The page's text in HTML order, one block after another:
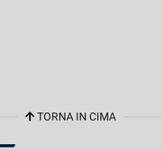
TORNA IN CIMA